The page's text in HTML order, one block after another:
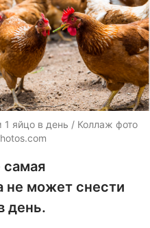
яйцо в день / Коллаж фото
самая
не может снести
день.